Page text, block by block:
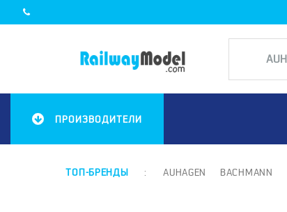
ПРОИЗВОДИТЕЛИ
ТОП-БРЕНДЫ : AUHAGEN BACHMANN